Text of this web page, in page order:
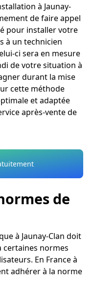
à Jaunay-
de faire appel
pour installer votre
à un technicien
ci sera en mesure
de votre situation à
durant la mise
cette méthode
et adaptée
après-vente de
de
à Jaunay-Clan doit
certaines normes
En France à
adhérer à la norme